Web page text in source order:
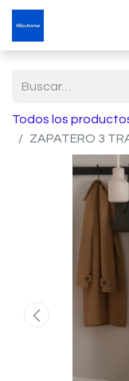
Todos los
ZAPATERO 3